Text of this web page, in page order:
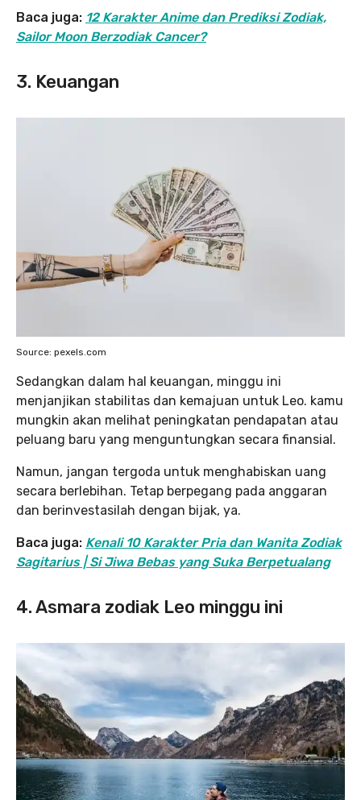
Baca juga: 12 Karakter Anime dan Prediksi Zodiak,
Sailor Moon Berzodiak Cancer?
3. Keuangan
Source: pexels.com
Sedangkan dalam hal keuangan, minggu ini
menjanjikan stabilitas dan kemajuan untuk Leo. kamu
mungkin akan melihat peningkatan pendapatan atau
peluang baru yang menguntungkan secara finansial.
Namun, jangan tergoda untuk menghabiskan uang
secara berlebihan. Tetap berpegang pada anggaran
dan berinvestasilah dengan bijak, ya.
Baca juga: Kenali 10 Karakter Pria dan Wanita Zodiak
Sagitarius | Si Jiwa Bebas yang Suka Berpetualang
4. Asmara zodiak Leo minggu ini